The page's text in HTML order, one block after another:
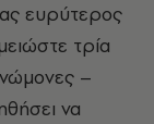
ευρύτερος
τρία
–
να